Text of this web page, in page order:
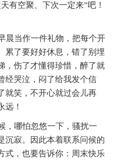
有空聚、下次一定来”吧！
晨当作一件礼物，把每个开
累了要好好休息，错了别埋
，伤了才懂得珍惜，醉了就
经哭泣，闷了给我发个信
就笑，不开心就过会儿再
远！
，哪怕忽悠一下，骚扰一
沉寂。因此本着联系问候的
式，也要告诉你：周末快乐